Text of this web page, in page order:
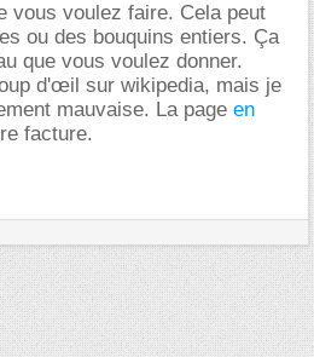
vous voulez faire. Cela peut
ou des bouquins entiers. Ça
que vous voulez donner.
d'œil sur wikipedia, mais je
mauvaise. La page en
facture.